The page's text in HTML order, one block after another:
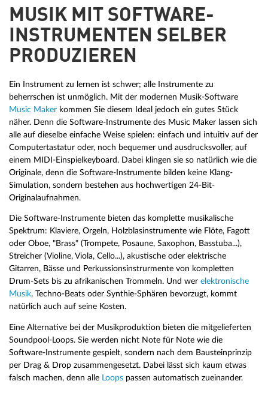
MUSIK MIT SOFTWARE-
INSTRUMENTEN SELBER
PRODUZIEREN
Ein Instrument zu lernen ist schwer; alle Instrumente zu
beherrschen ist unmöglich. Mit der modernen Musik-Software
Music Maker kommen Sie diesem Ideal jedoch ein gutes Stück
näher. Denn die Software-Instrumente des Music Maker lassen sich
alle auf dieselbe einfache Weise spielen: einfach und intuitiv auf der
Computertastatur oder, noch bequemer und ausdrucksvoller, auf
einem MIDI-Einspielkeyboard. Dabei klingen sie so natürlich wie die
Originale, denn die Software-Instrumente bilden keine Klang-
Simulation, sondern bestehen aus hochwertigen 24-Bit-
Originalaufnahmen.
Die Software-Instrumente bieten das komplette musikalische
Spektrum: Klaviere, Orgeln, Holzblasinstrumente wie Flöte, Fagott
oder Oboe, "Brass" (Trompete, Posaune, Saxophon, Basstuba...),
Streicher (Violine, Viola, Cello...), akustische oder elektrische
Gitarren, Bässe und Perkussionsinstrurmente von kompletten
Drum-Sets bis zu afrikanischen Trommeln. Und wer elektronische
Musik, Techno-Beats oder Synthie-Sphären bevorzugt, kommt
natürlich auch auf seine Kosten.
Eine Alternative bei der Musikproduktion bieten die mitgelieferten
Soundpool-Loops. Sie werden nicht Note für Note wie die
Software-Instrumente gespielt, sondern nach dem Bausteinprinzip
per Drag & Drop zusammengesetzt. Dabei lässt sich kaum etwas
falsch machen, denn alle Loops passen automatisch zueinander.